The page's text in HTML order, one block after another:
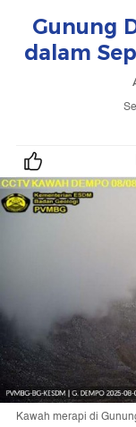
Gunung
dalam
Kawah merapi di